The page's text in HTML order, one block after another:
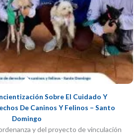
Sobre El Cuidado Y
De Caninos Y Felinos – Santo
Domingo
y del proyecto de vinculación